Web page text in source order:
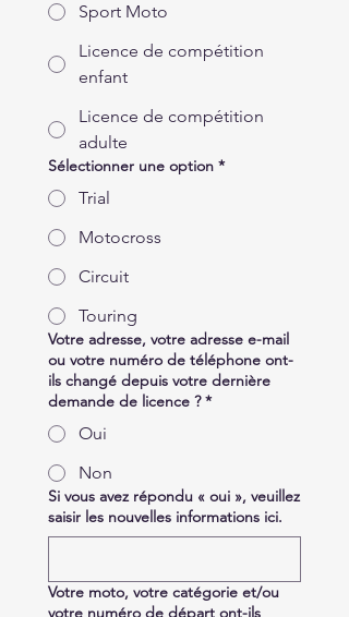
Sport Moto
Licence de compétition
enfant
Licence de compétition
adulte
Sélectionner une option *
Trial
Motocross
Circuit
Touring
Votre adresse, votre adresse e-mail
ou votre numéro de téléphone ont-
ils changé depuis votre dernière
demande de licence ? *
Oui
Non
Si vous avez répondu « oui », veuillez
saisir les nouvelles informations ici.
Votre moto, votre catégorie et/ou
votre numéro de départ ont-ils